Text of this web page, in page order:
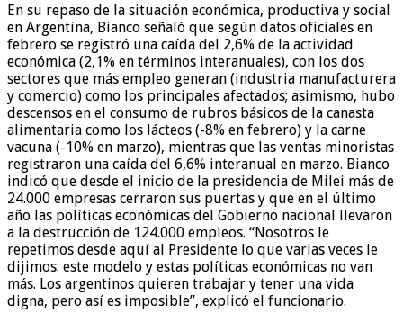
En su repaso de la situación económica, productiva y social
en Argentina, Bianco señaló que según datos oficiales en
febrero se registró una caída del 2,6% de la actividad
económica (2,1% en términos interanuales), con los dos
sectores que más empleo generan (industria manufacturera
y comercio) como los principales afectados; asimismo, hubo
descensos en el consumo de rubros básicos de la canasta
alimentaria como los lácteos (-8% en febrero) y la carne
vacuna (-10% en marzo), mientras que las ventas minoristas
registraron una caída del 6,6% interanual en marzo. Bianco
indicó que desde el inicio de la presidencia de Milei más de
24.000 empresas cerraron sus puertas y que en el último
año las políticas económicas del Gobierno nacional llevaron
a la destrucción de 124.000 empleos. “Nosotros le
repetimos desde aquí al Presidente lo que varias veces le
dijimos: este modelo y estas políticas económicas no van
más. Los argentinos quieren trabajar y tener una vida
digna, pero así es imposible”, explicó el funcionario.